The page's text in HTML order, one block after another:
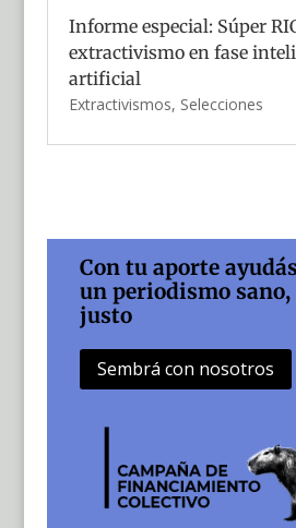
Informe especial: Súper
extractivismo en fase
artificial
Extractivismos, Selecciones
Con tu aporte
un periodismo sano,
justo
Sembrá con nosotros